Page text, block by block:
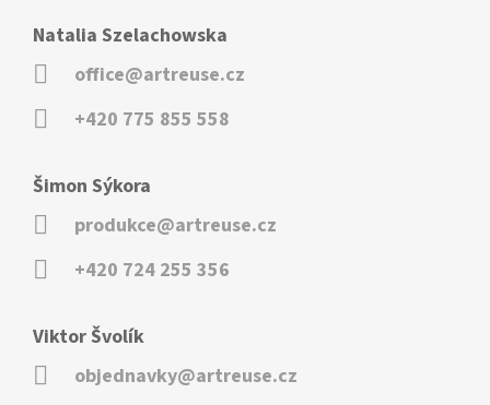
Natalia Szelachowska
office@artreuse.cz
+420 775 855 558
Šimon Sýkora
produkce@artreuse.cz
+420 724 255 356
Viktor Švolík
objednavky@artreuse.cz